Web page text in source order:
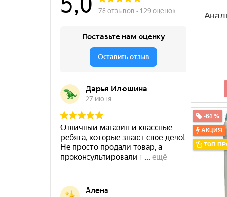
тест-полоски
Тонометр
-64 %
АКЦИЯ
ТОП